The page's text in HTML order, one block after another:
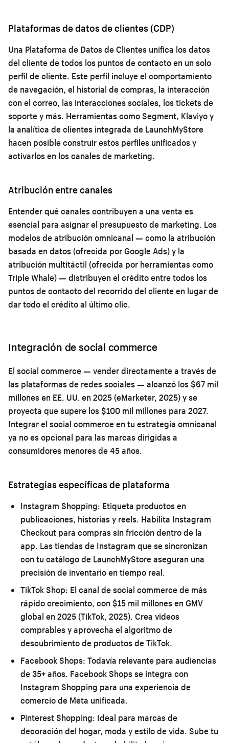
Plataformas de datos de clientes (CDP)
Una Plataforma de Datos de Clientes unifica los datos
del cliente de todos los puntos de contacto en un solo
perfil de cliente. Este perfil incluye el comportamiento
de navegación, el historial de compras, la interacción
con el correo, las interacciones sociales, los tickets de
soporte y más. Herramientas como Segment, Klaviyo y
la analítica de clientes integrada de LaunchMyStore
hacen posible construir estos perfiles unificados y
activarlos en los canales de marketing.
Atribución entre canales
Entender qué canales contribuyen a una venta es
esencial para asignar el presupuesto de marketing. Los
modelos de atribución omnicanal — como la atribución
basada en datos (ofrecida por Google Ads) y la
atribución multitáctil (ofrecida por herramientas como
Triple Whale) — distribuyen el crédito entre todos los
puntos de contacto del recorrido del cliente en lugar de
dar todo el crédito al último clic.
Integración de social commerce
El social commerce — vender directamente a través de
las plataformas de redes sociales — alcanzó los $67 mil
millones en EE. UU. en 2025 (eMarketer, 2025) y se
proyecta que supere los $100 mil millones para 2027.
Integrar el social commerce en tu estrategia omnicanal
ya no es opcional para las marcas dirigidas a
consumidores menores de 45 años.
Estrategias específicas de plataforma
Instagram Shopping: Etiqueta productos en
publicaciones, historias y reels. Habilita Instagram
Checkout para compras sin fricción dentro de la
app. Las tiendas de Instagram que se sincronizan
con tu catálogo de LaunchMyStore aseguran una
precisión de inventario en tiempo real.
TikTok Shop: El canal de social commerce de más
rápido crecimiento, con $15 mil millones en GMV
global en 2025 (TikTok, 2025). Crea videos
comprables y aprovecha el algoritmo de
descubrimiento de productos de TikTok.
Facebook Shops: Todavía relevante para audiencias
de 35+ años. Facebook Shops se integra con
Instagram Shopping para una experiencia de
comercio de Meta unificada.
Pinterest Shopping: Ideal para marcas de
decoración del hogar, moda y estilo de vida. Sube tu